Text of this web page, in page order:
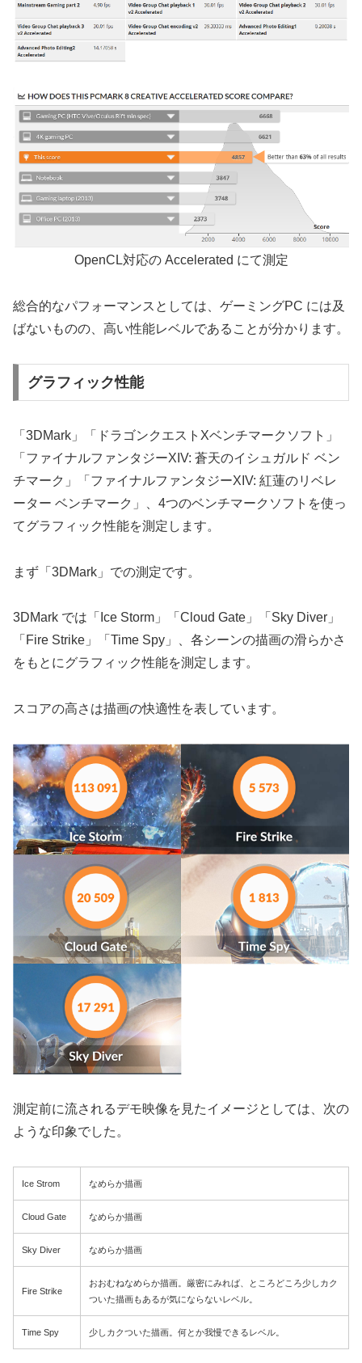
OpenCL対応の Accelerated にて測定
総合的なパフォーマンスとしては、ゲーミングPC には及
ばないものの、高い性能レベルであることが分かります。
グラフィック性能
「3DMark」「ドラゴンクエストXベンチマークソフト」
「ファイナルファンタジーXIV: 蒼天のイシュガルド ベン
チマーク」「ファイナルファンタジーXIV: 紅蓮のリベレ
ーター ベンチマーク」、4つのベンチマークソフトを使っ
てグラフィック性能を測定します。
まず「3DMark」での測定です。
3DMark では「Ice Storm」「Cloud Gate」「Sky Diver」
「Fire Strike」「Time Spy」、各シーンの描画の滑らかさ
をもとにグラフィック性能を測定します。
スコアの高さは描画の快適性を表しています。
測定前に流されるデモ映像を見たイメージとしては、次の
ような印象でした。
Ice Strom なめらか描画
Cloud Gate なめらか描画
Sky Diver なめらか描画
Fire Strike
おおむねなめらか描画。厳密にみれば、ところどころ少しカク
ついた描画もあるが気にならないレベル。
Time Spy 少しカクついた描画。何とか我慢できるレベル。